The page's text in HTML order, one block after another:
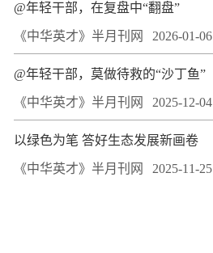
@年轻干部，在复盘中“翻盘”
《中华英才》半月刊网 2026-01-06
@年轻干部，莫做待救的“沙丁鱼”
《中华英才》半月刊网 2025-12-04
以绿色为笔 答好生态发展新画卷
《中华英才》半月刊网 2025-11-25